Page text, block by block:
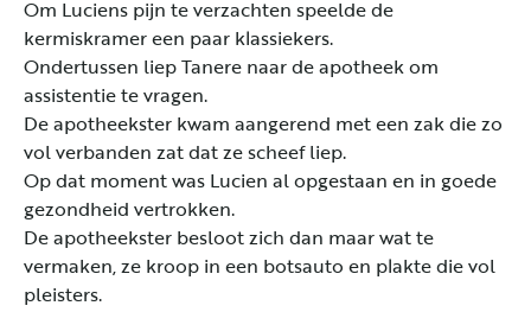
Om Luciens pijn te verzachten speelde de
kermiskramer een paar klassiekers.
Ondertussen liep Tanere naar de apotheek om
assistentie te vragen.
De apotheekster kwam aangerend met een zak die zo
vol verbanden zat dat ze scheef liep.
Op dat moment was Lucien al opgestaan en in goede
gezondheid vertrokken.
De apotheekster besloot zich dan maar wat te
vermaken, ze kroop in een botsauto en plakte die vol
pleisters.